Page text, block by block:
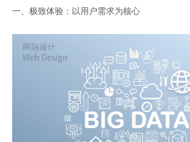
一、极致体验：以用户需求为核心